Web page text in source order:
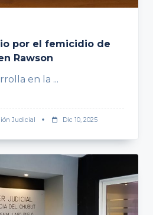
por el femicidio de
Rawson
en la ...
Judicial Dic 10, 2025